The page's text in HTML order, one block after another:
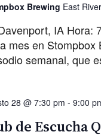
Brewing East
IA Hora:
mes en Stompbox
semanal, que
28 @ 7:30 pm - 9:00
de Escucha